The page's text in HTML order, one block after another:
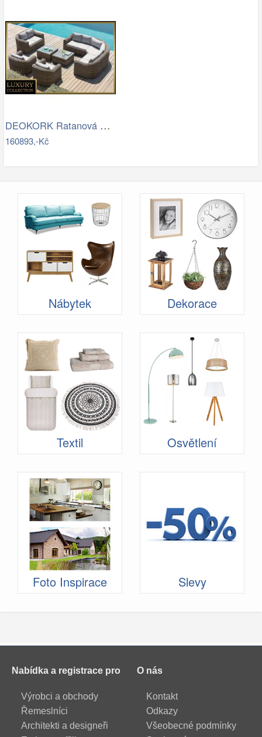
DEOKORK Ratanová modulová sestava…
160893,-Kč
Nábytek Dekorace
Textil Osvětlení
Foto Inspirace Slevy
Nabídka a registrace pro
Výrobci a obchody
Řemeslníci
Architekti a designeři
O nás
Kontakt
Odkazy
Všeobecné podmínky